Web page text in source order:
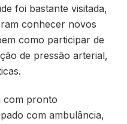
foi bastante visitada,
conhecer novos
como participar de
de pressão arterial,
com pronto
com ambulância,